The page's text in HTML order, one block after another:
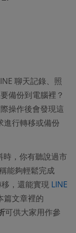
聊天記錄、照
備份到電腦裡？
操作後會發現這
進行轉移或備份
時，你有聽說過市
能夠輕鬆完成
，還能實現 LINE
篇文章裡的
可供大家用作參